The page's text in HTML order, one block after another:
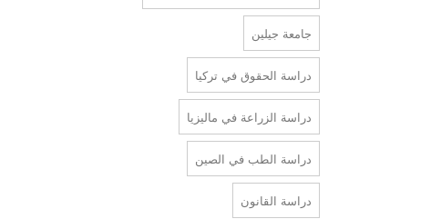
جامعة جيلين
دراسة الحقوق في تركيا
دراسة الزراعة في ماليزيا
دراسة الطب في الصين
دراسة القانون